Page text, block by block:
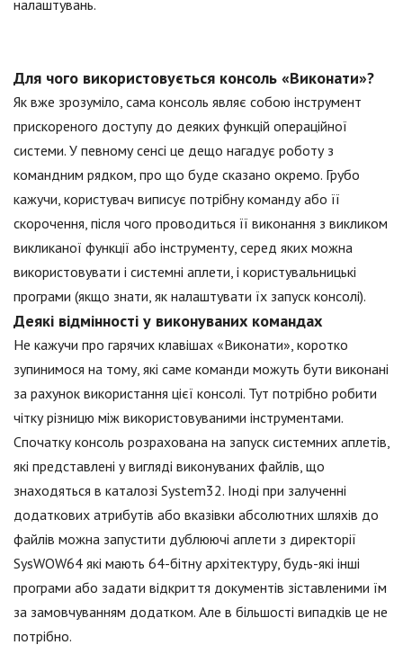
налаштувань.
Для чого використовується консоль «Виконати»?
Як вже зрозуміло, сама консоль являє собою інструмент
прискореного доступу до деяких функцій операційної
системи. У певному сенсі це дещо нагадує роботу з
командним рядком, про що буде сказано окремо. Грубо
кажучи, користувач виписує потрібну команду або її
скорочення, після чого проводиться її виконання з викликом
викликаної функції або інструменту, серед яких можна
використовувати і системні аплети, і користувальницькі
програми (якщо знати, як налаштувати їх запуск консолі).
Деякі відмінності у виконуваних командах
Не кажучи про гарячих клавішах «Виконати», коротко
зупинимося на тому, які саме команди можуть бути виконані
за рахунок використання цієї консолі. Тут потрібно робити
чітку різницю між використовуваними інструментами.
Спочатку консоль розрахована на запуск системних аплетів,
які представлені у вигляді виконуваних файлів, що
знаходяться в каталозі System32. Іноді при залученні
додаткових атрибутів або вказівки абсолютних шляхів до
файлів можна запустити дублюючі аплети з директорії
SysWOW64 які мають 64-бітну архітектуру, будь-які інші
програми або задати відкриття документів зіставленими їм
за замовчуванням додатком. Але в більшості випадків це не
потрібно.